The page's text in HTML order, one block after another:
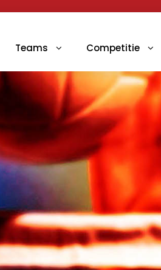
Teams Competitie